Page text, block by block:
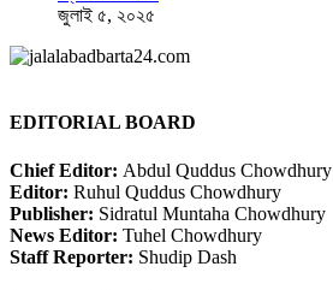
জুলাই ৫, ২০২৫
EDITORIAL BOARD
Chief Editor: Abdul Quddus Chowdhury
Editor: Ruhul Quddus Chowdhury
Publisher: Sidratul Muntaha Chowdhury
News Editor: Tuhel Chowdhury
Staff Reporter: Shudip Dash